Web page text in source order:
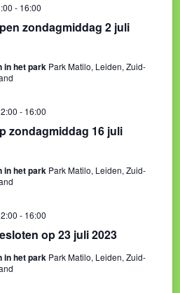
zondagmiddag 2 juli
- 16:00
in het park Park Matilo, Leiden, Zuid-
zondagmiddag 16 juli
- 16:00
in het park Park Matilo, Leiden, Zuid-
op 23 juli 2023
- 16:00
in het park Park Matilo, Leiden, Zuid-